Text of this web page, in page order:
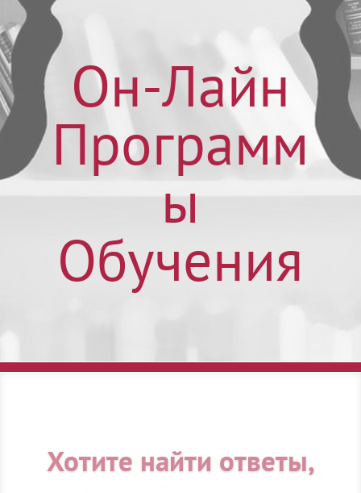
Он-Лайн
Программ
ы
Обучения
Хотите найти ответы,